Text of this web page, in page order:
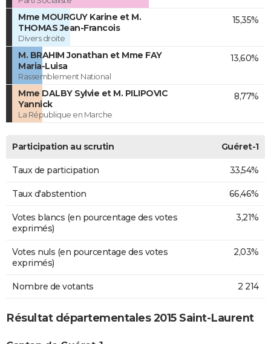
Mme MOURGUY Karine et M.
THOMAS Jean-Francois
Divers droite
15,35%
M. BRAHIM Jonathan et Mme FAY
Maria-Luisa
Rassemblement National
13,60%
Mme DALBY Sylvie et M. PILIPOVIC
Yannick
La République en Marche
8,77%
Participation au scrutin Guéret-1
Taux de participation 33,54%
Taux d'abstention 66,46%
Votes blancs (en pourcentage des votes
exprimés)
3,21%
Votes nuls (en pourcentage des votes
exprimés)
2,03%
Nombre de votants 2 214
Résultat départementales 2015 Saint-Laurent